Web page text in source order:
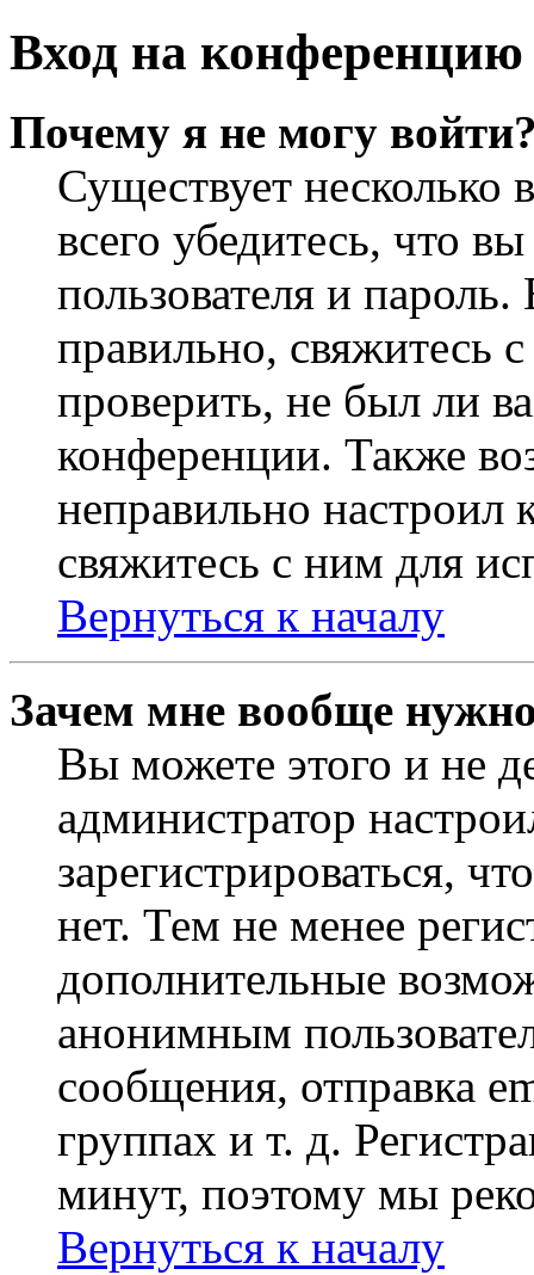
Вход на конференцию
Почему я не могу
Существует
всего убедитесь, что
пользователя и
правильно, свяжитесь
проверить, не был ли
конференции. Также
неправильно
свяжитесь с ним для
Вернуться к началу
Зачем мне вообще
Вы можете этого и не
администратор
зарегистрироваться,
нет. Тем не менее
дополнительные
анонимным
сообщения, отправка
группах и т. д.
минут, поэтому мы
Вернуться к началу